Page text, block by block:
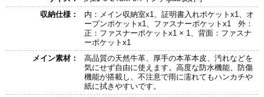
収納仕様：
内：メイン収納室x1、証明書入れポケットx1、オ
ープンポケットx1、ファスナーポケットx1 外：
正：ファスナーポケットx1 × 1、背面：ファスナ
ーポケットx1
メイン素材：
高品質の天然牛革、厚手の本革本皮、汚れなどを
気にせず自由に使えます。高度な防水機能、防傷
機能が搭載し、不注意で雨に濡れてもハンカチや
紙に拭きやすいです。